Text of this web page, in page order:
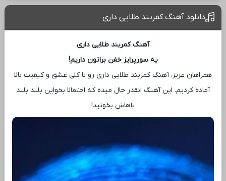
دانلود آهنگ کمربند طلایی داری
آهنگ کمربند طلایی داری
یه سورپرایز خفن براتون داریم!
همراهان عزیز، آهنگ کمربند طلایی داری رو با کلی عشق و کیفیت بالا
آماده کردیم. این آهنگ انقدر حال میده که احتمالا بخواین بلند بلند
باهاش بخونید!